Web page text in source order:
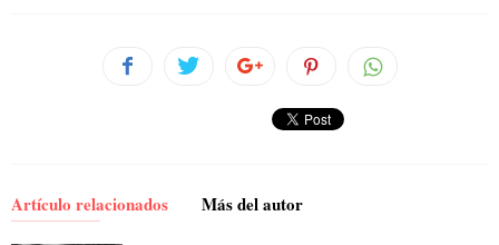
Artículo relacionados Más del autor